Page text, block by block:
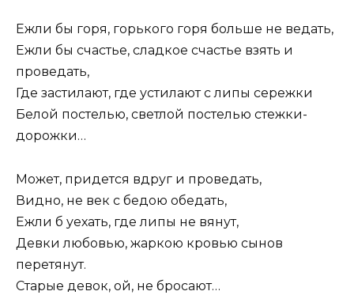
Ежли бы горя, горького горя больше не ведать,
Ежли бы счастье, сладкое счастье взять и
проведать,
Где застилают, где устилают с липы сережки
Белой постелью, светлой постелью стежки-
дорожки…
Может, придется вдруг и проведать,
Видно, не век с бедою обедать,
Ежли б уехать, где липы не вянут,
Девки любовью, жаркою кровью сынов
перетянут.
Старые девок, ой, не бросают…